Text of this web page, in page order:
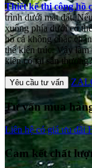
Thiết kế thi công hồ
trình dưới mắt đất.
xuống phía dưới có
hồ cá không chắc
thể kiến trúc. Vậy làm
kiên cố tại sân thượng?
Yêu cầu tư vấn
Tư vấn mua
Liên hệ có giá ưu đãi
Cam kết chất